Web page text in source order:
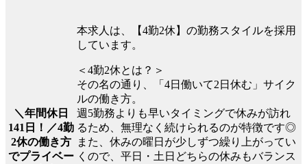
＼年間休日
141日！／4勤
2休の働き方
でプライベー
本求人は、【4勤2休】の勤務スタイルを採用
しています。
＜4勤2休とは？＞
その名の通り、「4日働いて2日休む」サイク
ルの働き方。
週5勤務よりも早いタイミングで休みが訪れ
るため、無理なく続けられるのが特徴です◎
また、休みの曜日が少しずつ繰り上がってい
くので、平日・土日どちらの休みもバランス